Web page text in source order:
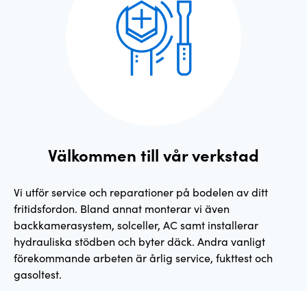
Välkommen till vår verkstad
Vi utför service och reparationer på bodelen av ditt
fritidsfordon. Bland annat monterar vi även
backkamerasystem, solceller, AC samt installerar
hydrauliska stödben och byter däck. Andra vanligt
förekommande arbeten är årlig service, fukttest och
gasoltest.